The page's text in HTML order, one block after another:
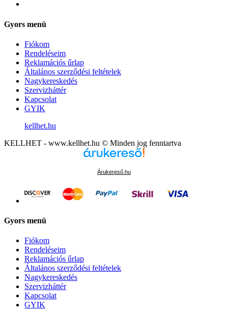
Gyors menü
Fiókom
Rendeléseim
Reklamációs űrlap
Általános szerződési feltételek
Nagykereskedés
Szervizháttér
Kapcsolat
GYIK
kellhet.hu
KELLHET - www.kellhet.hu © Minden jog fenntartva
Árukereső.hu
Gyors menü
Fiókom
Rendeléseim
Reklamációs űrlap
Általános szerződési feltételek
Nagykereskedés
Szervizháttér
Kapcsolat
GYIK